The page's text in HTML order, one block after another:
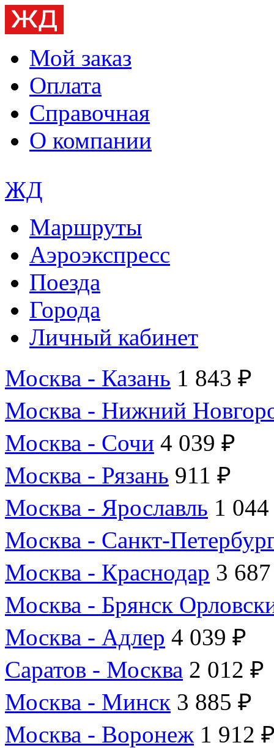
Мой заказ
Оплата
Справочная
О компании
ЖД
Маршруты
Аэроэкспресс
Поезда
Города
Личный кабинет
Москва - Казань 1 843 ₽
Москва - Нижний
Москва - Сочи 4 039 ₽
Москва - Рязань 911 ₽
Москва - Ярославль 1
Москва - Санкт-
Москва - Краснодар 3
Москва - Брянск
Москва - Адлер 4 039 ₽
Саратов - Москва 2 012 ₽
Москва - Минск 3 885 ₽
Москва - Воронеж 1 912